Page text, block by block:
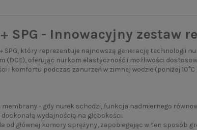
+ SPG - Innowacyjny zestaw
SPG, który reprezentuje najnowszą generację technologii
(DCE), oferując nurkom elastyczność i możliwości
komfortu podczas zanurzeń w zimnej wodzie (poniżej 10°C
- gdy nurek schodzi, funkcja nadmiernego
wydajnością na głębokości.
od głównej komory sprężyny, zapobiegając w ten sposób